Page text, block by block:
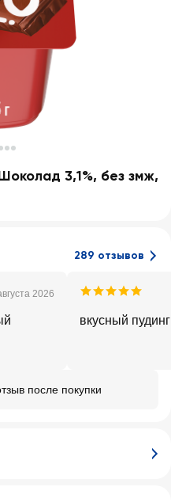
3,1%, без змж,
289 отзывов
2026
вкусный пудинг
после покупки